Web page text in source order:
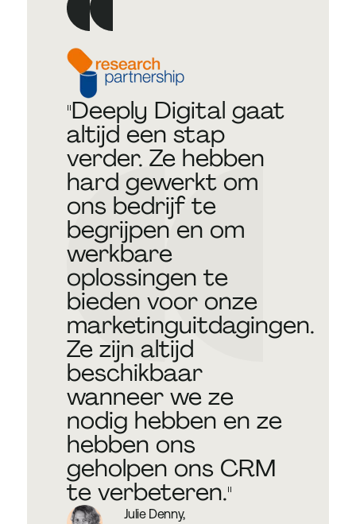
Deeply Digital gaat
altijd een stap
verder. Ze hebben
hard gewerkt om
ons bedrijf te
begrijpen en om
werkbare
oplossingen te
bieden voor onze
marketinguitdagingen.
Ze zijn altijd
beschikbaar
wanneer we ze
nodig hebben en ze
hebben ons
geholpen ons CRM
te verbeteren.
Julie Denny,